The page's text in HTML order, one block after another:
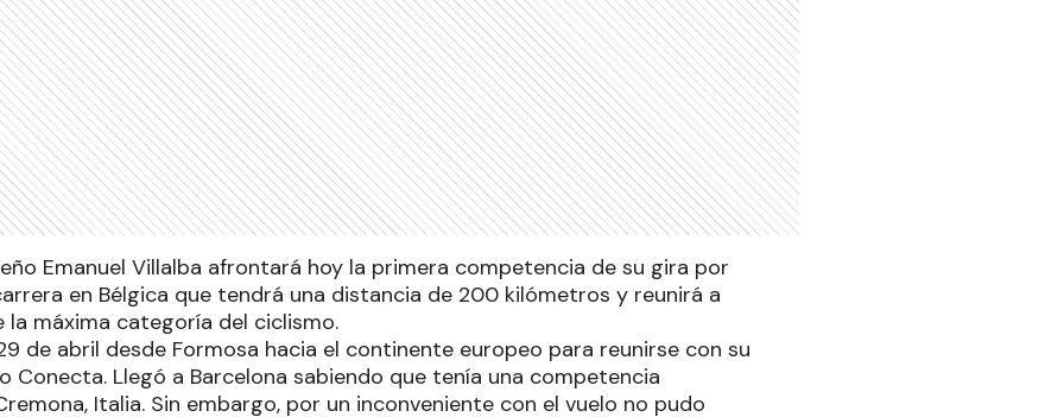
Emanuel Villalba afrontará hoy la primera competencia de su gira por
en Bélgica que tendrá una distancia de 200 kilómetros y reunirá a
la máxima categoría del ciclismo.
de abril desde Formosa hacia el continente europeo para reunirse con su
Conecta. Llegó a Barcelona sabiendo que tenía una competencia
Italia. Sin embargo, por un inconveniente con el vuelo no pudo